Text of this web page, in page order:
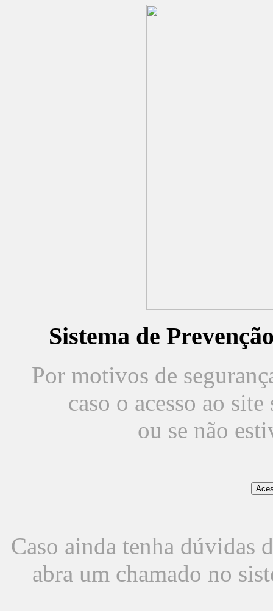
Sistema de
Por motivos de
caso o acesso ao
ou se não
Caso ainda tenha dúvidas
abra um chamado no